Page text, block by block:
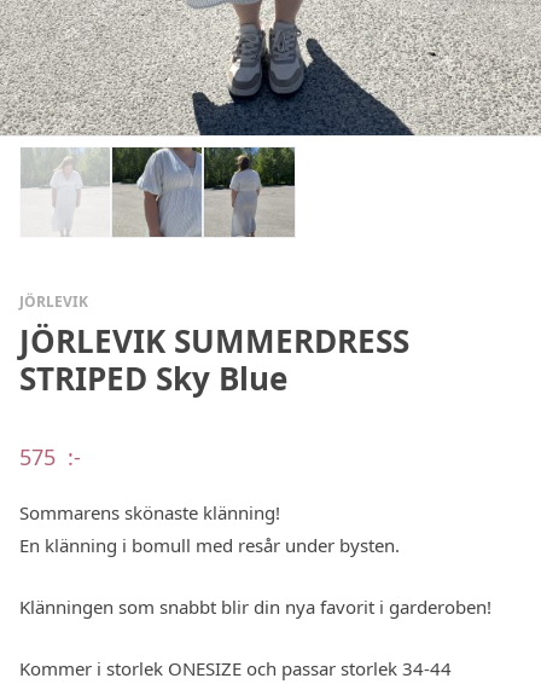
JÖRLEVIK
JÖRLEVIK SUMMERDRESS
STRIPED Sky Blue
575 :-
Sommarens skönaste klänning!
En klänning i bomull med resår under bysten.
Klänningen som snabbt blir din nya favorit i garderoben!
Kommer i storlek ONESIZE och passar storlek 34-44